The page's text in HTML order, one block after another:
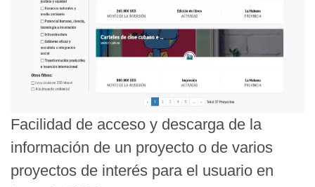
Facilidad de acceso y descarga de la
información de un proyecto o de varios
proyectos de interés para el usuario en